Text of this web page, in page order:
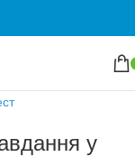
у